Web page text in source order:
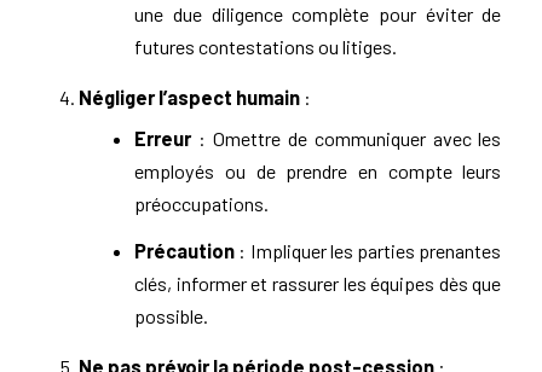
une due diligence complète pour éviter de
futures contestations ou litiges.
Négliger l’aspect humain:
Erreur: Omettre de communiquer avec les
employés ou de prendre en compte leurs
préoccupations.
Précaution : Impliquer les parties prenantes
clés, informer et rassurer les équipes dès que
possible.
Ne pas prévoir la période post-cession: